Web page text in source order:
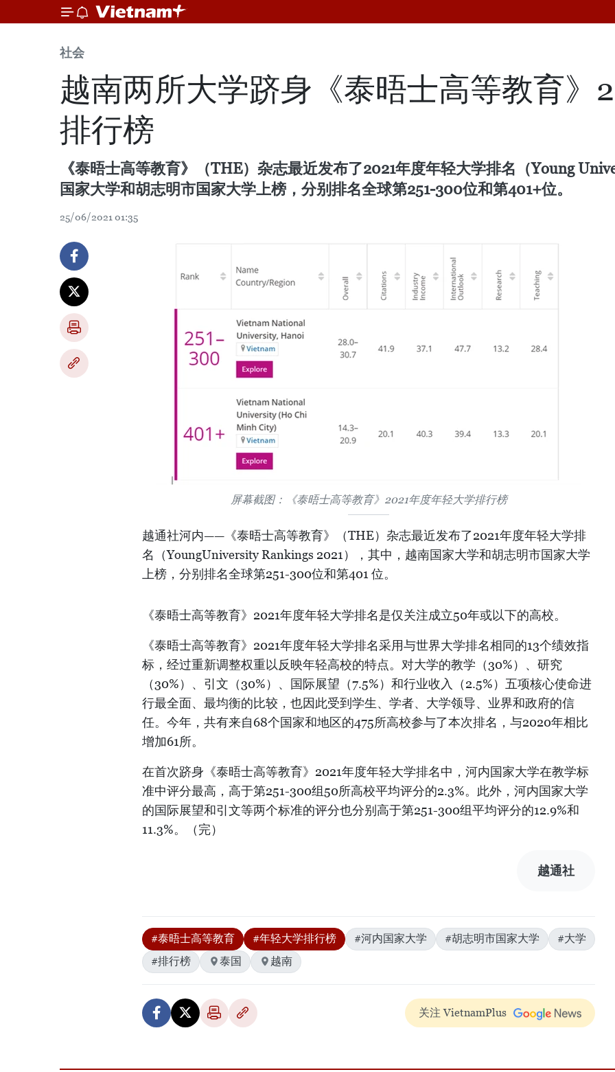
社会
越南两所大学跻身《泰晤士高等教育》
排行榜
《泰晤士高等教育》（THE）杂志最近发布了2021年度年轻大学排名（Young
国家大学和胡志明市国家大学上榜，分别排名全球第251-300位和第401+位。
25/06/2021 01:35
屏幕截图：《泰晤士高等教育》2021年度年轻大学排行榜
越通社河内——《泰晤士高等教育》（THE）杂志最近发布了2021年度年轻大学排
名（YoungUniversity Rankings 2021），其中，越南国家大学和胡志明市国家大学
上榜，分别排名全球第251-300位和第401 位。
《泰晤士高等教育》2021年度年轻大学排名是仅关注成立50年或以下的高校。
《泰晤士高等教育》2021年度年轻大学排名采用与世界大学排名相同的13个绩效指
标，经过重新调整权重以反映年轻高校的特点。对大学的教学（30%）、研究
（30%）、引文（30%）、国际展望（7.5%）和行业收入（2.5%）五项核心使命进
行最全面、最均衡的比较，也因此受到学生、学者、大学领导、业界和政府的信
任。今年，共有来自68个国家和地区的475所高校参与了本次排名，与2020年相比
增加61所。
在首次跻身《泰晤士高等教育》2021年度年轻大学排名中，河内国家大学在教学标
准中评分最高，高于第251-300组50所高校平均评分的2.3%。此外，河内国家大学
的国际展望和引文等两个标准的评分也分别高于第251-300组平均评分的12.9%和
11.3%。（完）
越通社
#泰晤士高等教育 #年轻大学排行榜 #河内国家大学 #胡志明市国家大学
#大学
#排行榜
泰国 越南
关注 VietnamPlus